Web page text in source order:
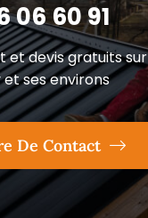
06 60 91
et devis gratuits sur
ses environs
De Contact